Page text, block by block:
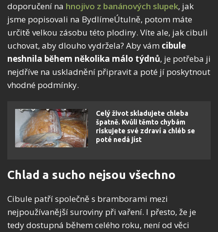
doporučení na hnojivo z banánových slupek, jak
jsme popisovali na BydlímeÚtulně, potom máte
určitě velkou zásobu této plodiny. Víte ale, jak cibuli
uchovat, aby dlouho vydržela? Aby vám cibule
neshnila během několika málo týdnů, je potřeba ji
nejdříve na uskladnění připravit a poté jí poskytnout
vhodné podmínky.
Celý život skladujete chleba
špatně. Kvůli těmto chybám
riskujete své zdraví a chléb se
poté nedá jíst
Chlad a sucho nejsou všechno
Cibule patří společně s bramborami mezi
nejpoužívanější suroviny při vaření. I přesto, že je
tedy dostupná během celého roku, není od věci